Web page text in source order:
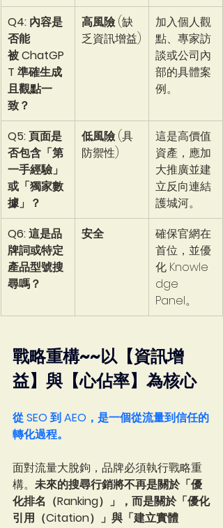
Q4: 內容是
否能
被 ChatGP
T 準確生成
且觀點一
致？
高風險 (缺
乏資訊增益)
加入個人觀
點、專家訪
談或公司內
部的具體案
例。
Q5: 頁面是
否包含「第
一手經驗」
或「獨家數
據」？
低風險 (具
防禦性)
這是高價值
資產，應加
大推廣並建
立反向連結
護城河。
Q6: 這是品
牌詞或特定
產品型號搜
尋嗎？
安全
確保官網在
首位，並優
化 Knowle
dge
Panel。
戰略重構~~以【資訊增
益】與【心佔率】為核心
從 SEO 到 AEO，是一個從流量到信任的
轉化過程。
面對流量大脫鉤，品牌必須執行戰略重
構。 未來的搜尋行銷將不再是關於「優
化排名（Ranking）」，而是關於「優化
引用（Citation）」與「建立實體